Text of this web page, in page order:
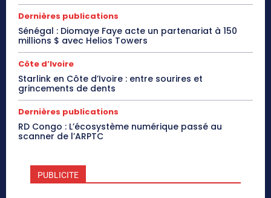
Dernières publications
Sénégal : Diomaye Faye acte un partenariat à 150
millions $ avec Helios Towers
Côte d’Ivoire
Starlink en Côte d’Ivoire : entre sourires et
grincements de dents
Dernières publications
RD Congo : L’écosystème numérique passé au
scanner de l’ARPTC
PUBLICITE